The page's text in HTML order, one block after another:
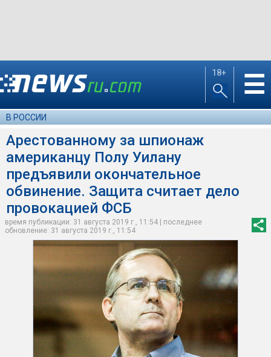
18+ ☰
В РОССИИ
Арестованному за шпионаж
американцу Полу Уилану
предъявили окончательное
обвинение. Защита считает дело
провокацией ФСБ
время публикации: 31 августа 2019 г., 11:54 | последнее
обновление: 31 августа 2019 г., 11:54